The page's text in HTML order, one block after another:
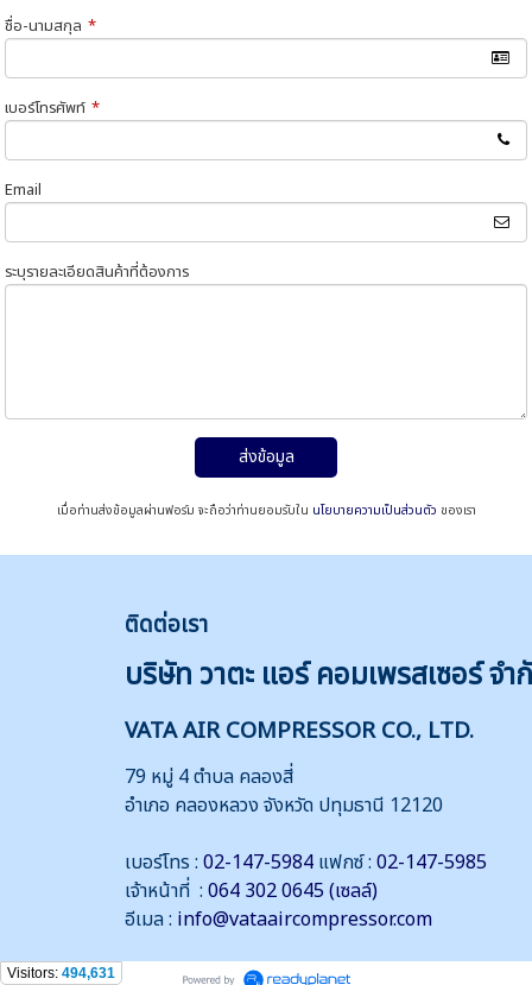
ชื่อ-นามสกุล *
เบอร์โทรศัพท์ *
Email
ระบุรายละเอียดสินค้าที่ต้องการ
ส่งข้อมูล
เมื่อท่านส่งข้อมูลผ่านฟอร์ม จะถือว่าท่านยอมรับใน นโยบายความเป็นส่วนตัว ของเรา
ติดต่อเรา
บริษัท วาตะ แอร์ คอมเพรสเซอร์ จำ
VATA AIR COMPRESSOR CO., LTD.
79 หมู่ 4 ตำบล คลองสี่
อำเภอ คลองหลวง จังหวัด ปทุมธานี 12120
เบอร์โทร : 02-147-5984 แฟกซ์ : 02-147-5985
เจ้าหน้าที่ : 064 302 0645 (เซลล์)
อีเมล : info@vataaircompressor.com
Visitors: 494,631